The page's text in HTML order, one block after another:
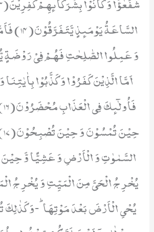
السَّاعَةُ
اَمَّا الَّذِیْنَ كَفَرُوْا وَ كَذَّبُوْا
یُخْرِ جُ الْحَیَّ مِنَ الْمَیِّتِ وَ یُخْرِ جُ